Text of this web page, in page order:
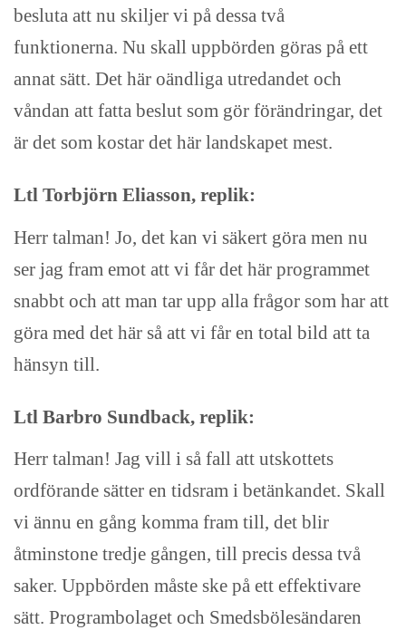
besluta att nu skiljer vi på dessa två
funktionerna. Nu skall uppbörden göras på ett
annat sätt. Det här oändliga utredandet och
våndan att fatta beslut som gör förändringar, det
är det som kostar det här landskapet mest.
Ltl Torbjörn Eliasson, replik:
Herr talman! Jo, det kan vi säkert göra men nu
ser jag fram emot att vi får det här programmet
snabbt och att man tar upp alla frågor som har att
göra med det här så att vi får en total bild att ta
hänsyn till.
Ltl Barbro Sundback, replik:
Herr talman! Jag vill i så fall att utskottets
ordförande sätter en tidsram i betänkandet. Skall
vi ännu en gång komma fram till, det blir
åtminstone tredje gången, till precis dessa två
saker. Uppbörden måste ske på ett effektivare
sätt. Programbolaget och Smedsbölesändaren